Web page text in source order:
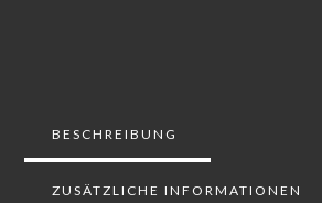
BESCHREIBUNG
ZUSÄTZLICHE INFORMATIONEN